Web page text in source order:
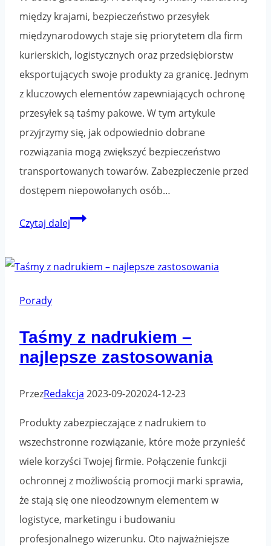
między krajami, bezpieczeństwo przesyłek
międzynarodowych staje się priorytetem dla firm
kurierskich, logistycznych oraz przedsiębiorstw
eksportujących swoje produkty za granicę. Jednym
z kluczowych elementów zapewniających ochronę
przesyłek są taśmy pakowe. W tym artykule
przyjrzymy się, jak odpowiednio dobrane
rozwiązania mogą zwiększyć bezpieczeństwo
transportowanych towarów. Zabezpieczenie przed
dostępem niepowołanych osób…
Czytaj dalejJak
taśm
pakowych.
Porady
Taśmy z nadrukiem –
najlepsze zastosowania
PrzezRedakcja 2023-09-202024-12-23
Produkty zabezpieczające z nadrukiem to
wszechstronne rozwiązanie, które może przynieść
wiele korzyści Twojej firmie. Połączenie funkcji
ochronnej z możliwością promocji marki sprawia,
że stają się one nieodzownym elementem w
logistyce, marketingu i budowaniu
profesjonalnego wizerunku. Oto najważniejsze